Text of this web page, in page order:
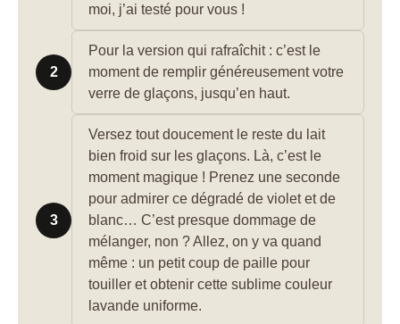
moi, j’ai testé pour vous !
2
Pour la version qui rafraîchit : c’est le
moment de remplir généreusement votre
verre de glaçons, jusqu’en haut.
3
Versez tout doucement le reste du lait
bien froid sur les glaçons. Là, c’est le
moment magique ! Prenez une seconde
pour admirer ce dégradé de violet et de
blanc… C’est presque dommage de
mélanger, non ? Allez, on y va quand
même : un petit coup de paille pour
touiller et obtenir cette sublime couleur
lavande uniforme.